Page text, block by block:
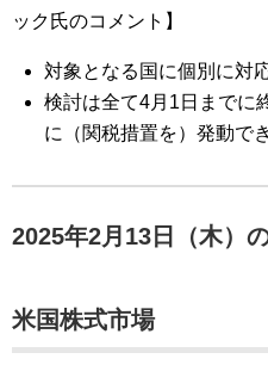
ック氏のコメント】
対象となる国に個別に対
検討は全て4月1日までに
に（関税措置を）発動で
2025年2月13日（木）
米国株式市場